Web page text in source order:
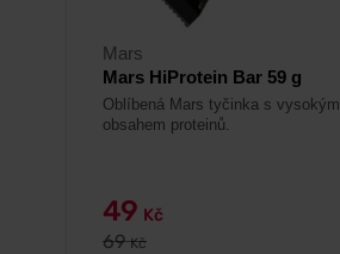
Mars
Mars HiProtein Bar 59 g
Oblíbená Mars tyčinka s vysokým
obsahem proteinů.
49 Kč
69Kč